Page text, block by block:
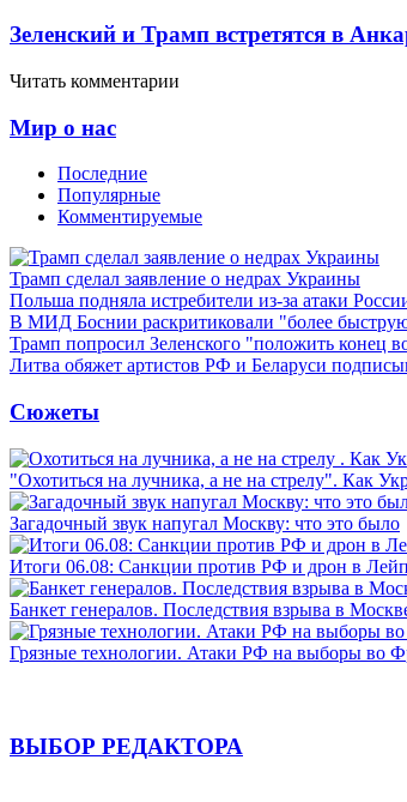
Зеленский и Трамп встретятся в
Читать комментарии
Мир о нас
Последние
Популярные
Комментируемые
Трамп сделал заявление о недрах Украины
Польша подняла истребители из-за атаки
В МИД Боснии раскритиковали "более
Трамп попросил Зеленского "положить конец
Литва обяжет артистов РФ и Беларуси
Сюжеты
"Охотиться на лучника, а не на стрелу". Как
Загадочный звук напугал Москву: что это было
Итоги 06.08: Санкции против РФ и дрон в
Банкет генералов. Последствия взрыва в
Грязные технологии. Атаки РФ на выборы во
ВЫБОР РЕДАКТОРА